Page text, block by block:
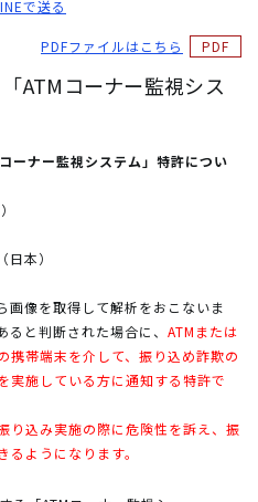
PDFファイルはこちら
ATMコーナー監視シス
ーナー監視システム」特許につい
本）
画像を取得して解析をおこないま
と判断された場合に、 ATMまたは
携帯端末を介して、振り込め詐欺の
実施している方に通知する特許で
り込み実施の際に危険性を訴え、振
るようになります。